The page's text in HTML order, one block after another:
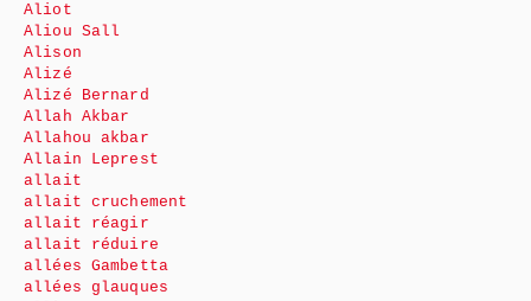
Aliot
Aliou Sall
Alison
Alizé
Alizé Bernard
Allah Akbar
Allahou akbar
Allain Leprest
allait
allait cruchement
allait réagir
allait réduire
allées Gambetta
allées glauques